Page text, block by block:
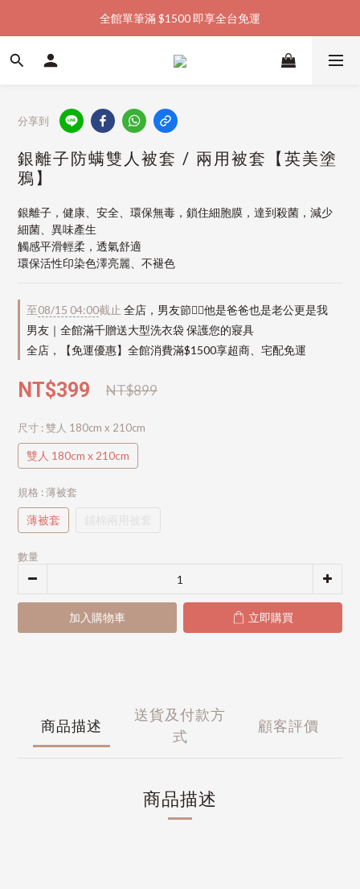
加入會員購物金  馬上領  馬上折
全館單筆滿 $1500 即享全台免運
加入會員購物金  馬上領  馬上折
分享到
銀離子防螨雙人被套 / 兩用被套【英美塗
鴉】
銀離子，健康、安全、環保無毒，鎖住細胞膜，達到殺菌，減少
細菌、異味產生
觸感平滑輕柔，透氣舒適
環保活性印染色澤亮麗、不褪色
至08/15 04:00截止 全店，男友節👱‍♂️他是爸爸也是老公更是我
男友｜全館滿千贈送大型洗衣袋 保護您的寢具
全店，【免運優惠】全館消費滿$1500享超商、宅配免運
NT$899
NT$399
尺寸 : 雙人 180cm x 210cm
雙人 180cm x 210cm
規格 : 薄被套
薄被套
數量
加入購物車 立即購買
商品描述
送貨及付款方
式
顧客評價
商品描述